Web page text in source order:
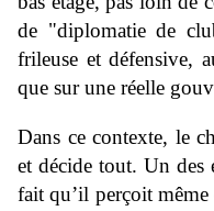
de "diplomatie de
frileuse et défensive,
que sur une réelle
Dans ce contexte, le
et décide tout. Un des
fait qu’il perçoit même